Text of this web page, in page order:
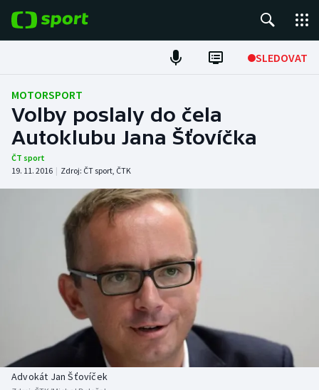
SLEDOVAT
Fotbal
Hokej
Tenis
Atletika
Cyklistika
DALŠÍ SPORTY
Americký fotbal
Baseball a softbal
NEPŘEHLÉDNĚTE
Historické návraty
MOTORSPORT
Volby poslaly do čela
Autoklubu Jana Šťovíčka
ČT sport
19. 11. 2016 | Zdroj: ČT sport, ČTK
Advokát Jan Šťovíček